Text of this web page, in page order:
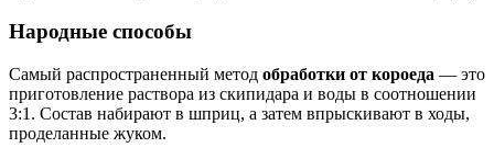
Народные способы
Самый распространенный метод обработки от короеда — это
приготовление раствора из скипидара и воды в соотношении
3:1. Состав набирают в шприц, а затем впрыскивают в ходы,
проделанные жуком.